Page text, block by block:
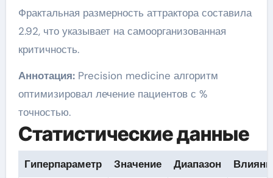
Фрактальная размерность аттрактора составила
2.92, что указывает на самоорганизованная
критичность.
Аннотация:Precision medicine алгоритм
оптимизировал лечение пациентов с %
точностью.
Статистические данные
Гиперпараметр Значение Диапазон